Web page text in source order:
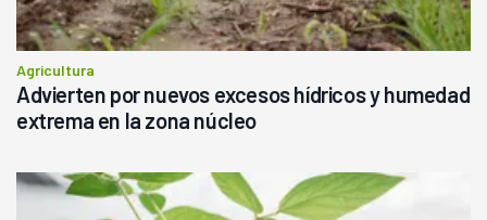
Agricultura
Advierten por nuevos excesos hídricos y humedad
extrema en la zona núcleo